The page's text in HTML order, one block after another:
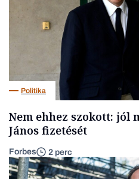
Politika
Nem ehhez szokott: jól
János fizetését
Forbes 2 perc